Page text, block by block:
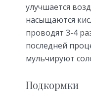
улучшается
насыщаются
проводят 3-4
последней
мульчируют
Подкормки